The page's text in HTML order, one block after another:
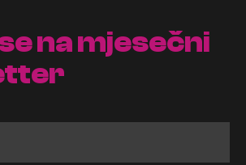
na mjesečni